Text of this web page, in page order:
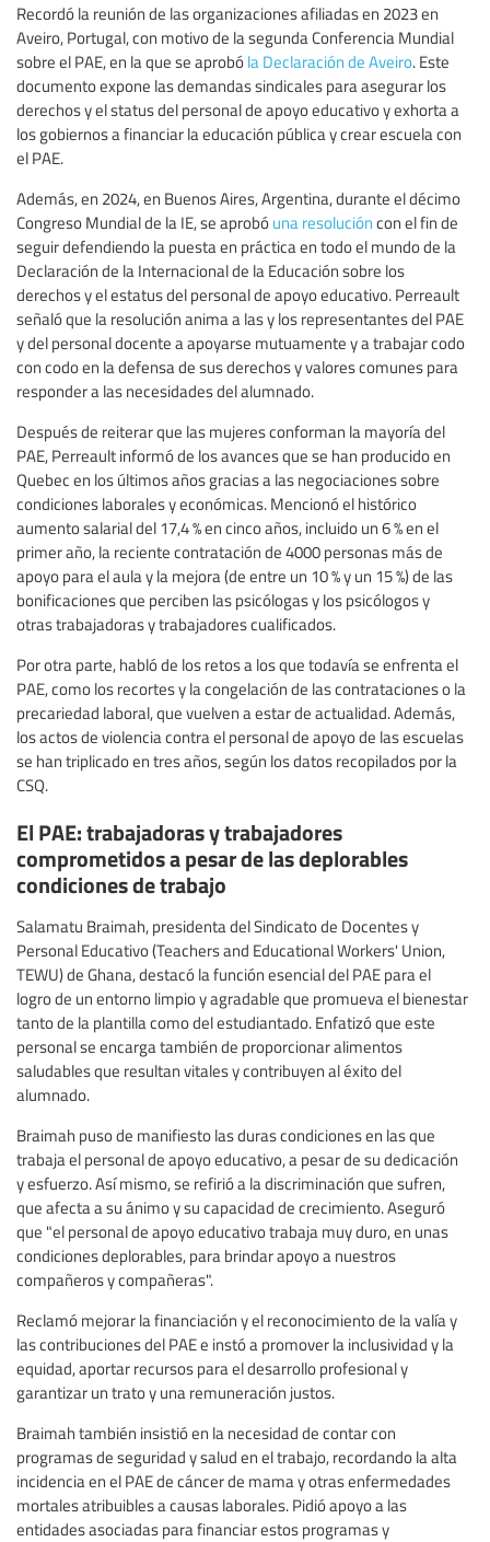
Recordó la reunión de las organizaciones afiliadas en 2023 en
Aveiro, Portugal, con motivo de la segunda Conferencia Mundial
sobre el PAE, en la que se aprobó la Declaración de Aveiro. Este
documento expone las demandas sindicales para asegurar los
derechos y el status del personal de apoyo educativo y exhorta a
los gobiernos a financiar la educación pública y crear escuela con
el PAE.
Además, en 2024, en Buenos Aires, Argentina, durante el décimo
Congreso Mundial de la IE, se aprobó una resolución con el fin de
seguir defendiendo la puesta en práctica en todo el mundo de la
Declaración de la Internacional de la Educación sobre los
derechos y el estatus del personal de apoyo educativo. Perreault
señaló que la resolución anima a las y los representantes del PAE
y del personal docente a apoyarse mutuamente y a trabajar codo
con codo en la defensa de sus derechos y valores comunes para
responder a las necesidades del alumnado.
Después de reiterar que las mujeres conforman la mayoría del
PAE, Perreault informó de los avances que se han producido en
Quebec en los últimos años gracias a las negociaciones sobre
condiciones laborales y económicas. Mencionó el histórico
aumento salarial del 17,4 % en cinco años, incluido un 6 % en el
primer año, la reciente contratación de 4000 personas más de
apoyo para el aula y la mejora (de entre un 10 % y un 15 %) de las
bonificaciones que perciben las psicólogas y los psicólogos y
otras trabajadoras y trabajadores cualificados.
Por otra parte, habló de los retos a los que todavía se enfrenta el
PAE, como los recortes y la congelación de las contrataciones o la
precariedad laboral, que vuelven a estar de actualidad. Además,
los actos de violencia contra el personal de apoyo de las escuelas
se han triplicado en tres años, según los datos recopilados por la
CSQ.
El PAE: trabajadoras y trabajadores
comprometidos a pesar de las deplorables
condiciones de trabajo
Salamatu Braimah, presidenta del Sindicato de Docentes y
Personal Educativo (Teachers and Educational Workers' Union,
TEWU) de Ghana, destacó la función esencial del PAE para el
logro de un entorno limpio y agradable que promueva el bienestar
tanto de la plantilla como del estudiantado. Enfatizó que este
personal se encarga también de proporcionar alimentos
saludables que resultan vitales y contribuyen al éxito del
alumnado.
Braimah puso de manifiesto las duras condiciones en las que
trabaja el personal de apoyo educativo, a pesar de su dedicación
y esfuerzo. Así mismo, se refirió a la discriminación que sufren,
que afecta a su ánimo y su capacidad de crecimiento. Aseguró
que "el personal de apoyo educativo trabaja muy duro, en unas
condiciones deplorables, para brindar apoyo a nuestros
compañeros y compañeras".
Reclamó mejorar la financiación y el reconocimiento de la valía y
las contribuciones del PAE e instó a promover la inclusividad y la
equidad, aportar recursos para el desarrollo profesional y
garantizar un trato y una remuneración justos.
Braimah también insistió en la necesidad de contar con
programas de seguridad y salud en el trabajo, recordando la alta
incidencia en el PAE de cáncer de mama y otras enfermedades
mortales atribuibles a causas laborales. Pidió apoyo a las
entidades asociadas para financiar estos programas y